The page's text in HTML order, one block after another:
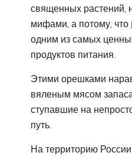
священных растений,
мифами, а потому, что
одним из самых
продуктов питания.
Этими орешками
вяленым мясом
ступавшие на
путь.
На территорию